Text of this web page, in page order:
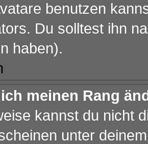
benutzen
Du solltest ihn
haben).
meinen Rang
kannst du nicht
unter